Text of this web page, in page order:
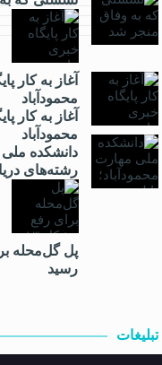
آغاز به کار
محمودآباد
آغاز به کار
محمودآباد
دانشکده
رشته‌های
رسید
تبلیغات